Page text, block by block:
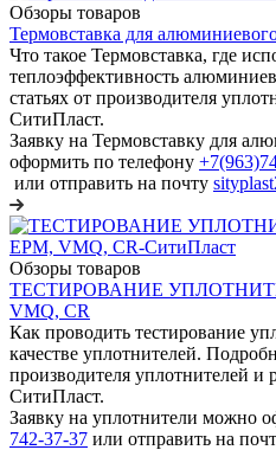
Обзоры товаров
Термовставка для
Что такое Термовставка, где
теплоэффективность
статьях от производителя
СитиПласт.
Заявку на Термовставку для
оформить по телефону
или отправить на почту
Обзоры товаров
ТЕСТИРОВАНИЕ
VMQ, CR
Как проводить тестирование
качестве уплотнителей.
производителя уплотнителей и
СитиПласт.
Заявку на уплотнители можно
742-37-37 или отправить на